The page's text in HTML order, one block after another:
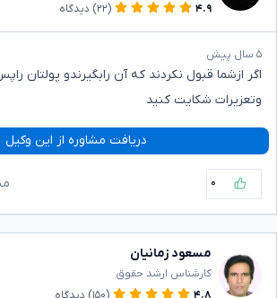
۴.۹
(۲۲) دیدگاه
۵ سال پیش
اگر ازشما قبول نکردند که آن رابگیرندو پولتان
وتعزیرات شکایت کنید
دریافت مشاوره از این وکیل
۰
مسعود زمانیان
کارشناس ارشد حقوق